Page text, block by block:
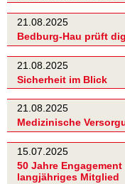
21.08.2025
Bedburg-Hau prüft
21.08.2025
Sicherheit im Blick
21.08.2025
Medizinische
15.07.2025
50 Jahre
langjähriges Mitglied